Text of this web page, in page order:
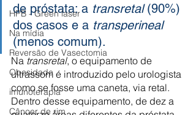
HPB - Green laser
Na mídia
Reversão de Vasectomia
Obesidade
imunoterapia
Câncer de rim
de próstata: a transretal (90%)
dos casos e a transperineal
(menos comum).
Na transretal, o equipamento de
ultrassom é introduzido pelo urologista
como se fosse uma caneta, via retal.
Dentro desse equipamento, de dez a